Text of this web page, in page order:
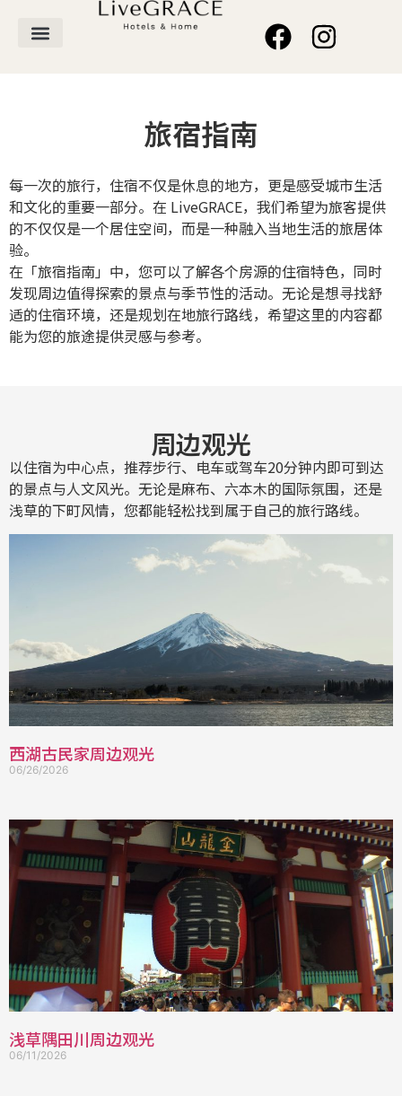
旅宿指南
每一次的旅行，住宿不仅是休息的地方，更是感受城市生活
和文化的重要一部分。在 LiveGRACE，我们希望为旅客提供
的不仅仅是一个居住空间，而是一种融入当地生活的旅居体
验。
在「旅宿指南」中，您可以了解各个房源的住宿特色，同时
发现周边值得探索的景点与季节性的活动。无论是想寻找舒
适的住宿环境，还是规划在地旅行路线，希望这里的内容都
能为您的旅途提供灵感与参考。
周边观光
以住宿为中心点，推荐步行、电车或驾车20分钟内即可到达
的景点与人文风光。无论是麻布、六本木的国际氛围，还是
浅草的下町风情，您都能轻松找到属于自己的旅行路线。
西湖古民家周边观光
06/26/2026
浅草隅田川周边观光
06/11/2026